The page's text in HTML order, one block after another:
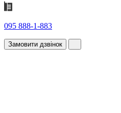
095 888-1-883
Замовити дзвінок